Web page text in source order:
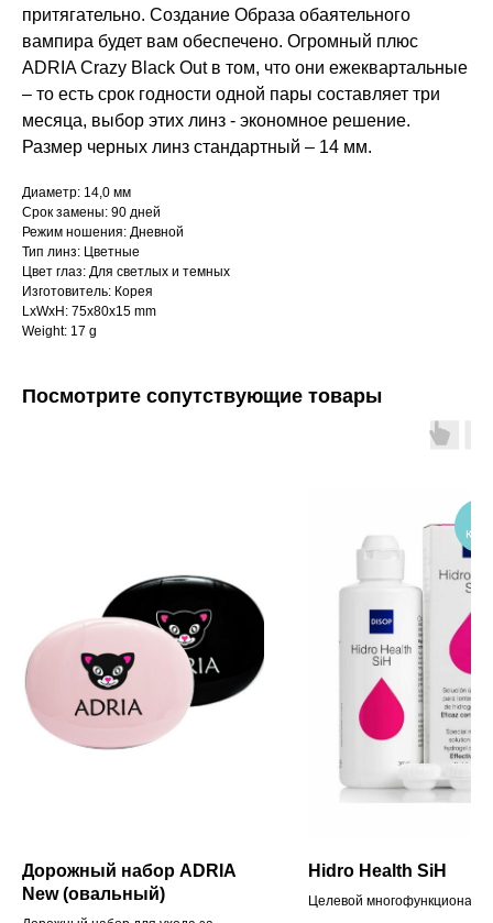
притягательно. Создание Образа обаятельного
вампира будет вам обеспечено. Огромный плюс
ADRIA Crazy Black Out в том, что они ежеквартальные
– то есть срок годности одной пары составляет три
месяца, выбор этих линз - экономное решение.
Размер черных линз стандартный – 14 мм.
Диаметр: 14,0 мм
Срок замены: 90 дней
Режим ношения: Дневной
Тип линз: Цветные
Цвет глаз: Для светлых и темных
Изготовитель: Корея
LxWxH: 75x80x15 mm
Weight: 17 g
Посмотрите сопутствующие товары
Дорожный набор ADRIA
New (овальный)
Hidro Health SiH
Целевой